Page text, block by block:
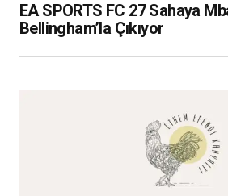
EA SPORTS FC 27 Sahaya
Bellingham’la Çıkıyor